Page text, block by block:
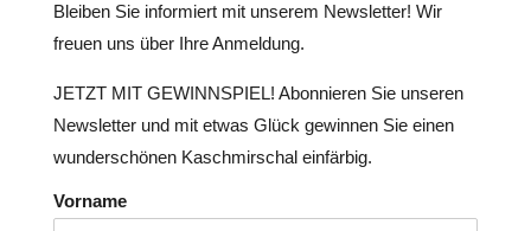
Bleiben Sie informiert mit unserem Newsletter! Wir
freuen uns über Ihre Anmeldung.
JETZT MIT GEWINNSPIEL! Abonnieren Sie unseren
Newsletter und mit etwas Glück gewinnen Sie einen
wunderschönen Kaschmirschaleinfärbig.
Vorname